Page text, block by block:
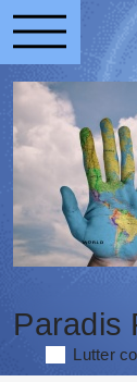
Paradis
Lutter